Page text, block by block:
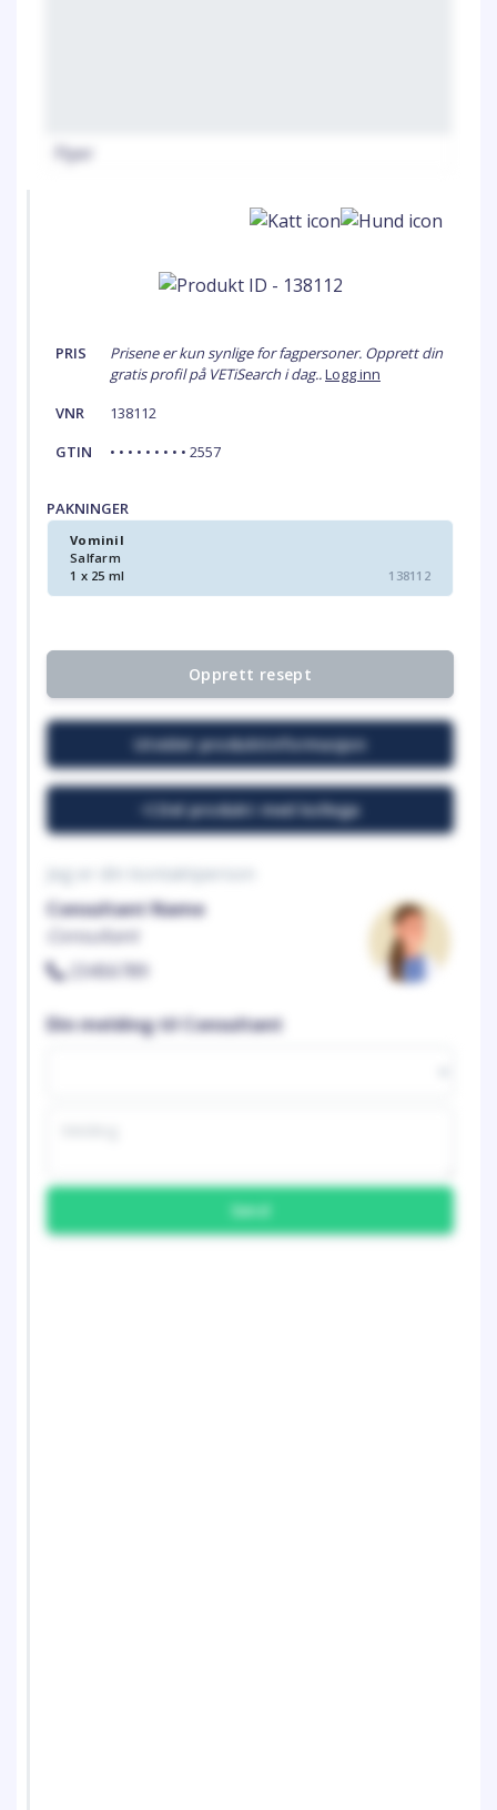
Flyer
PRIS
Prisene er kun synlige for fagpersoner. Opprett din
gratis profil på VETiSearch i dag..Logg inn
VNR
138112
GTIN
• • • • • • • • • 2557
PAKNINGER
Vominil
Salfarm
1 x 25 ml
138112
Opprett resept
Utvidet produktinformasjon
Del produkt med kollega
Jeg er din kontaktperson
Consultant Name
Consultant
23456789
Din melding til Consultant
Send